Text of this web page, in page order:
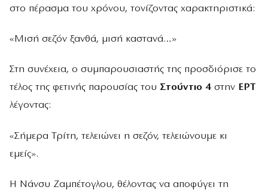
στο πέρασμα του χρόνου, τονίζοντας χαρακτηριστικά:
«Μισή σεζόν ξανθά, μισή καστανά…»
Στη συνέχεια, ο συμπαρουσιαστής της προσδιόρισε το
τέλος της φετινής παρουσίας του Στούντιο 4 στην ΕΡΤ
λέγοντας:
«Σήμερα Τρίτη, τελειώνει η σεζόν, τελειώνουμε κι
εμείς».
Η Νάνσυ Ζαμπέτογλου, θέλοντας να αποφύγει τη